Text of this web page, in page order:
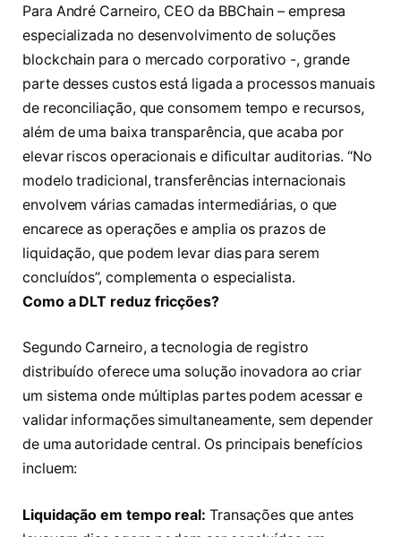
Para André Carneiro, CEO da BBChain – empresa
especializada no desenvolvimento de soluções
blockchain para o mercado corporativo -, grande
parte desses custos está ligada a processos manuais
de reconciliação, que consomem tempo e recursos,
além de uma baixa transparência, que acaba por
elevar riscos operacionais e dificultar auditorias. “No
modelo tradicional, transferências internacionais
envolvem várias camadas intermediárias, o que
encarece as operações e amplia os prazos de
liquidação, que podem levar dias para serem
concluídos”, complementa o especialista.
Como a DLT reduz fricções?
Segundo Carneiro, a tecnologia de registro
distribuído oferece uma solução inovadora ao criar
um sistema onde múltiplas partes podem acessar e
validar informações simultaneamente, sem depender
de uma autoridade central. Os principais benefícios
incluem:
Liquidação em tempo real: Transações que antes